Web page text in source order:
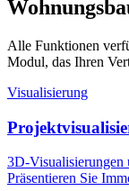
Alle Funktionen
Modul, das Ihren
Visualisierung
3D-Visualisierungen
Präsentieren Sie